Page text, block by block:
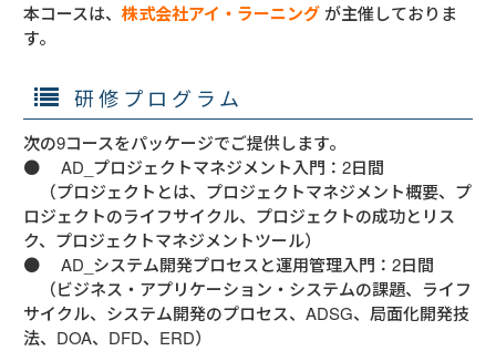
本コースは、株式会社アイ・ラーニング が主催しておりま
す。
研修プログラム
次の9コースをパッケージでご提供します。
●　 AD_プロジェクトマネジメント入門：2日間
（プロジェクトとは、プロジェクトマネジメント概要、プ
ロジェクトのライフサイクル、プロジェクトの成功とリス
ク、プロジェクトマネジメントツール）
●　 AD_システム開発プロセスと運用管理入門：2日間
（ビジネス・アプリケーション・システムの課題、ライフ
サイクル、システム開発のプロセス、ADSG、局面化開発技
法、DOA、DFD、ERD）